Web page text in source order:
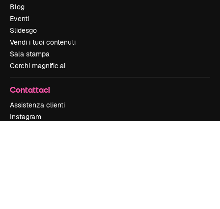
Blog
Eventi
Slidesgo
Vendi i tuoi contenuti
Sala stampa
Cerchi magnific.ai
Contattaci
Assistenza clienti
Instagram